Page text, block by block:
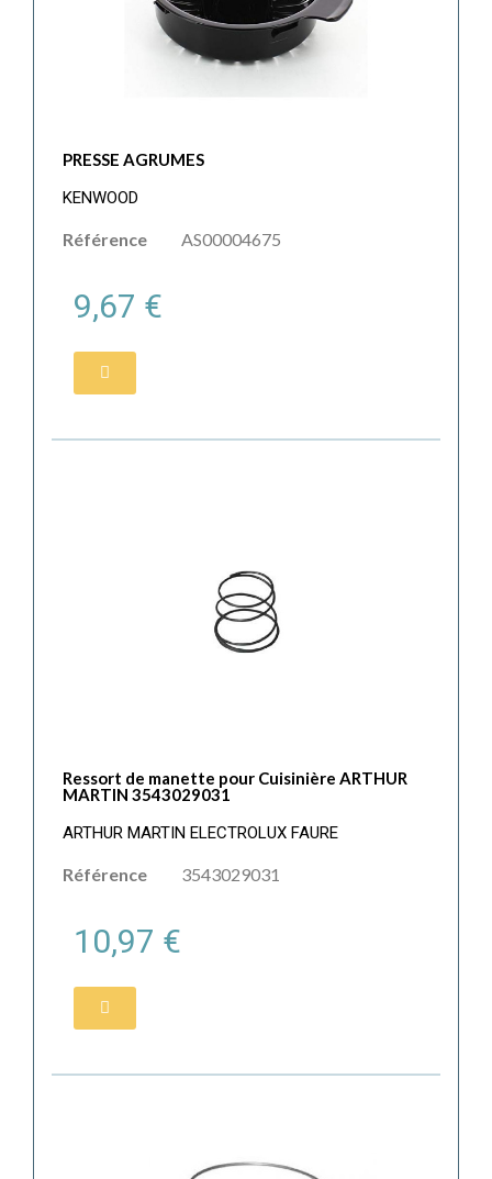
PRESSE AGRUMES
KENWOOD
Référence AS00004675
9,67 €
Ressort de manette pour Cuisinière ARTHUR
MARTIN 3543029031
ARTHUR MARTIN ELECTROLUX FAURE
Référence 3543029031
10,97 €